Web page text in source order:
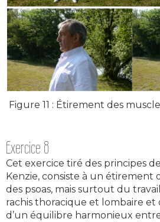
Figure 11 : Étirement des
Exercice 8
Cet exercice tiré des principes
Kenzie, consiste à un étirement
des psoas, mais surtout du
rachis thoracique et lombaire et
d’un équilibre harmonieux